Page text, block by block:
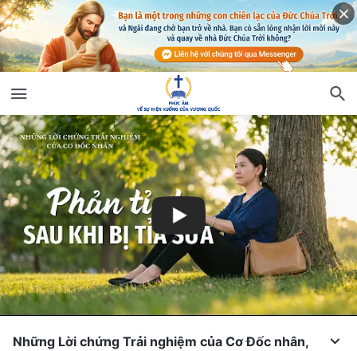
Những Lời chứng Trải nghiệm của Cơ Đốc nhân,